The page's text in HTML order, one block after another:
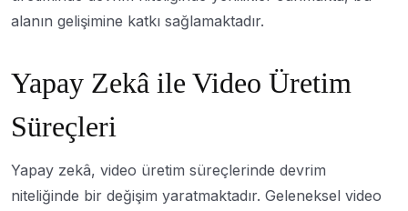
alanın gelişimine katkı sağlamaktadır.
Yapay Zekâ ile Video Üretim
Süreçleri
Yapay zekâ, video üretim süreçlerinde devrim
niteliğinde bir değişim yaratmaktadır. Geleneksel video